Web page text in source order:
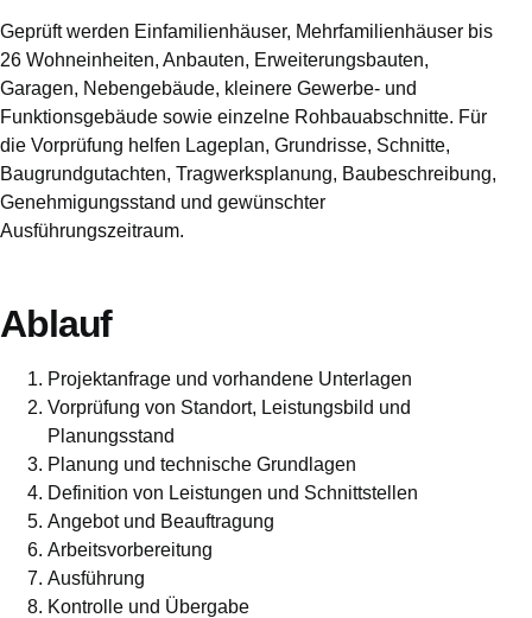
Geprüft werden Einfamilienhäuser, Mehrfamilienhäuser bis
26 Wohneinheiten, Anbauten, Erweiterungsbauten,
Garagen, Nebengebäude, kleinere Gewerbe- und
Funktionsgebäude sowie einzelne Rohbauabschnitte. Für
die Vorprüfung helfen Lageplan, Grundrisse, Schnitte,
Baugrundgutachten, Tragwerksplanung, Baubeschreibung,
Genehmigungsstand und gewünschter
Ausführungszeitraum.
Ablauf
Projektanfrage und vorhandene Unterlagen
Vorprüfung von Standort, Leistungsbild und
Planungsstand
Planung und technische Grundlagen
Definition von Leistungen und Schnittstellen
Angebot und Beauftragung
Arbeitsvorbereitung
Ausführung
Kontrolle und Übergabe